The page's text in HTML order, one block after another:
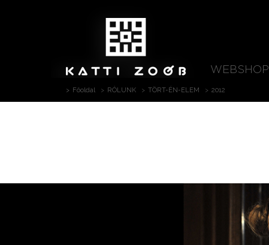
WEBSHOP
Főoldal RÓLUNK TÖRT-ÉN-ELEM 2012